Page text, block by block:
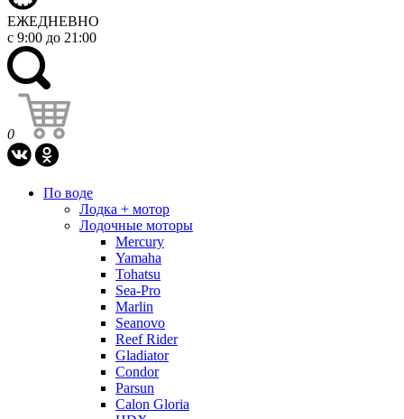
ЕЖЕДНЕВНО
с 9:00 до 21:00
0
По воде
Лодка + мотор
Лодочные моторы
Mercury
Yamaha
Tohatsu
Sea-Pro
Marlin
Seanovo
Reef Rider
Gladiator
Condor
Parsun
Calon Gloria